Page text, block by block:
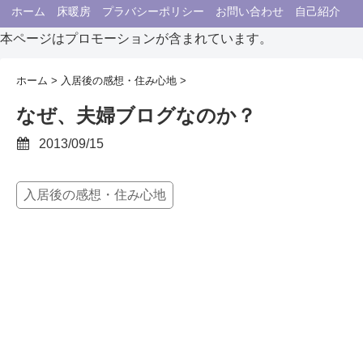
ホーム 床暖房 プラバシーポリシー お問い合わせ 自己紹介
本ページはプロモーションが含まれています。
ホーム > 入居後の感想・住み心地 >
なぜ、夫婦ブログなのか？
2013/09/15
入居後の感想・住み心地